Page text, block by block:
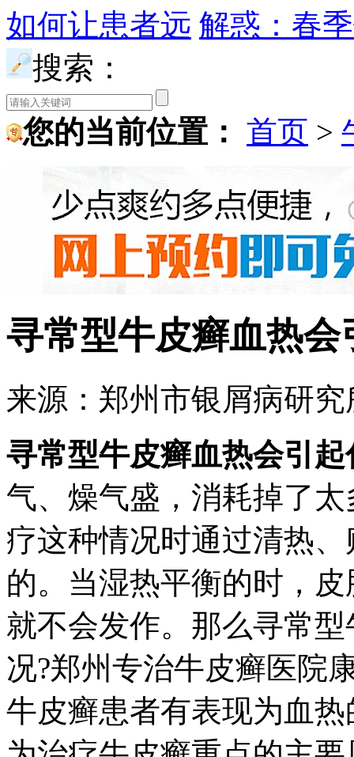
如何让患者远 解惑：春
搜索：
您的当前位置： 首页 >
寻常型牛皮癣血热会
来源：郑州市银屑病研
寻常型牛皮癣血热会引起
气、燥气盛，消耗掉了
疗这种情况时通过清热
的。当湿热平衡的时，
就不会发作。那么寻常
况?郑州专治牛皮癣医院
牛皮癣患者有表现为血